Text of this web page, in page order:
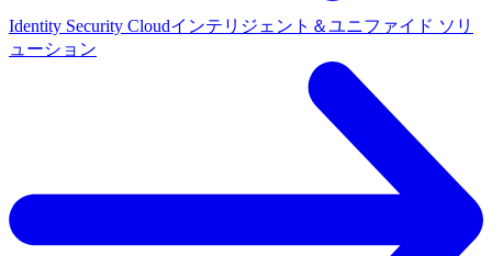
Identity Security Cloudインテリジェント＆ユニファイド ソリ
ューション